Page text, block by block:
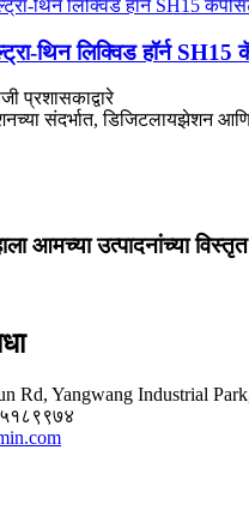
थिन लिक्विड हॉर्न SH15
प्रशासकाद्वारे
संदर्भात, डिजिटलायझेशन आणि
आमच्या उत्पादनांच्या
Rd, Yangwang Industrial